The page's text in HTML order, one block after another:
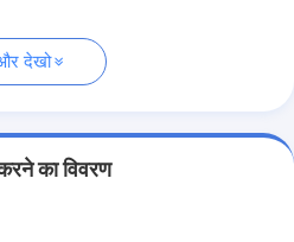
देखो
का विवरण